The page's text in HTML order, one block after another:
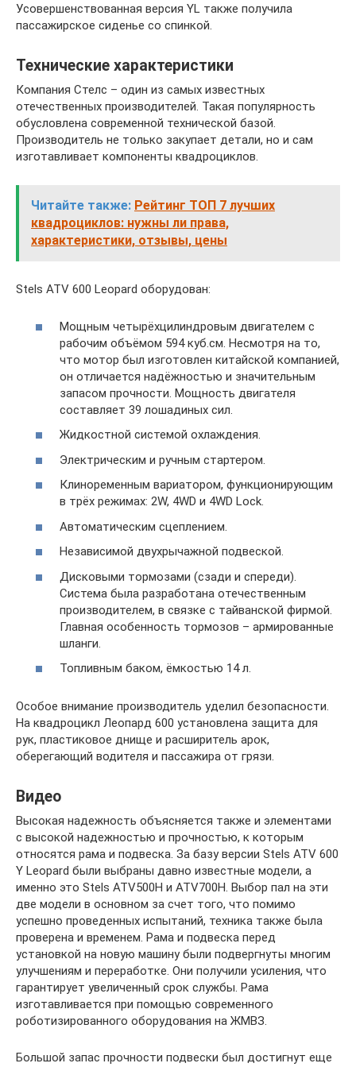
Усовершенствованная версия YL также получила
пассажирское сиденье со спинкой.
Технические характеристики
Компания Стелс – один из самых известных
отечественных производителей. Такая популярность
обусловлена современной технической базой.
Производитель не только закупает детали, но и сам
изготавливает компоненты квадроциклов.
Читайте также: Рейтинг ТОП 7 лучших
квадроциклов: нужны ли права,
характеристики, отзывы, цены
Stels ATV 600 Leopard оборудован:
Мощным четырёхцилиндровым двигателем с
рабочим объёмом 594 куб.см. Несмотря на то,
что мотор был изготовлен китайской компанией,
он отличается надёжностью и значительным
запасом прочности. Мощность двигателя
составляет 39 лошадиных сил.
Жидкостной системой охлаждения.
Электрическим и ручным стартером.
Клиноременным вариатором, функционирующим
в трёх режимах: 2W, 4WD и 4WD Lock.
Автоматическим сцеплением.
Независимой двухрычажной подвеской.
Дисковыми тормозами (сзади и спереди).
Система была разработана отечественным
производителем, в связке с тайванской фирмой.
Главная особенность тормозов – армированные
шланги.
Топливным баком, ёмкостью 14 л.
Особое внимание производитель уделил безопасности.
На квадроцикл Леопард 600 установлена защита для
рук, пластиковое днище и расширитель арок,
оберегающий водителя и пассажира от грязи.
Видео
Высокая надежность объясняется также и элементами
с высокой надежностью и прочностью, к которым
относятся рама и подвеска. За базу версии Stels ATV 600
Y Leopard были выбраны давно известные модели, а
именно это Stels ATV500H и ATV700H. Выбор пал на эти
две модели в основном за счет того, что помимо
успешно проведенных испытаний, техника также была
проверена и временем. Рама и подвеска перед
установкой на новую машину были подвергнуты многим
улучшениям и переработке. Они получили усиления, что
гарантирует увеличенный срок службы. Рама
изготавливается при помощью современного
роботизированного оборудования на ЖМВЗ.
Большой запас прочности подвески был достигнут еще